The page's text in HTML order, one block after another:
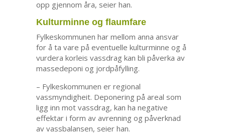
opp gjennom åra, seier han.
Kulturminne og flaumfare
Fylkeskommunen har mellom anna ansvar
for å ta vare på eventuelle kulturminne og å
vurdera korleis vassdrag kan bli påverka av
massedeponi og jordpåfylling.
– Fylkeskommunen er regional
vassmyndigheit. Deponering på areal som
ligg inn mot vassdrag, kan ha negative
effektar i form av avrenning og påverknad
av vassbalansen, seier han.